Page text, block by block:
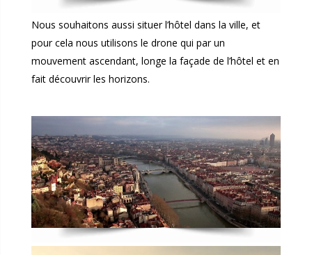
Nous souhaitons aussi situer l’hôtel dans la ville, et
pour cela nous utilisons le drone qui par un
mouvement ascendant, longe la façade de l’hôtel et en
fait découvrir les horizons.